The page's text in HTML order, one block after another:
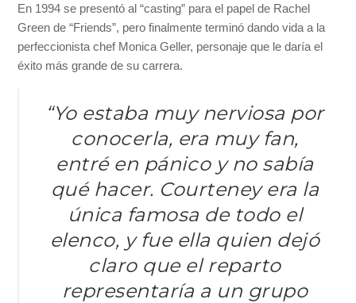
En 1994 se presentó al “casting” para el papel de Rachel
Green de “Friends”, pero finalmente terminó dando vida a la
perfeccionista chef Monica Geller, personaje que le daría el
éxito más grande de su carrera.
“Yo estaba muy nerviosa por
conocerla, era muy fan,
entré en pánico y no sabía
qué hacer. Courteney era la
única famosa de todo el
elenco, y fue ella quien dejó
claro que el reparto
representaría a un grupo